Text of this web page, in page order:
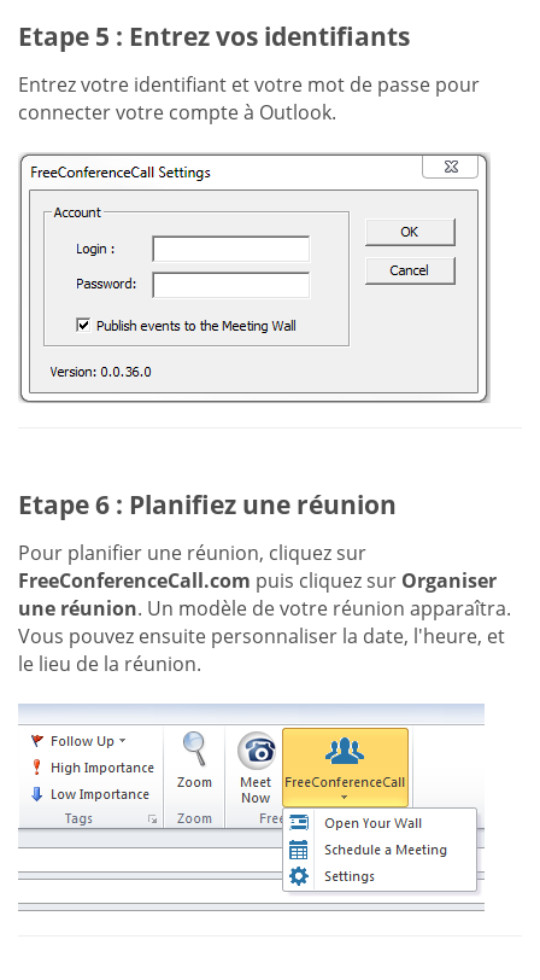
Etape 5 : Entrez vos identifiants
Entrez votre identifiant et votre mot de passe pour
connecter votre compte à Outlook.
Etape 6 : Planifiez une réunion
Pour planifier une réunion, cliquez sur
FreeConferenceCall.com puis cliquez sur Organiser
une réunion. Un modèle de votre réunion apparaîtra.
Vous pouvez ensuite personnaliser la date, l'heure, et
le lieu de la réunion.